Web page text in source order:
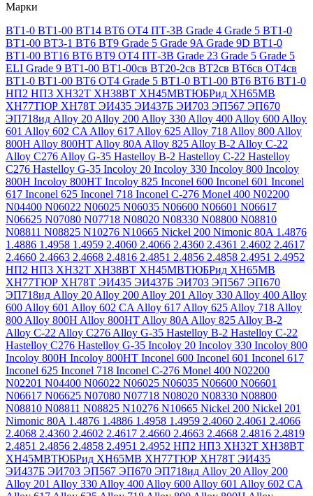
Марки
ВТ1-0 ВТ1-00 ВТ14 ВТ6 ОТ4 ПТ-3В Grade 4 Grade 5 ВТ1-0
ВТ1-00 ВТ3-1 ВТ6 ВТ9 Grade 5 Grade 9A Grade 9D ВТ1-0
ВТ1-00 ВТ16 ВТ6 ВТ9 ОТ4 ПТ-3В Grade 23 Grade 5 Grade 5
ELI Grade 9 ВТ1-00 ВТ1-00св ВТ20-2св ВТ2св ВТ6св ОТ4св
ВТ1-0 ВТ1-00 ВТ6 ОТ4 Grade 5 ВТ1-0 ВТ1-00 ВТ6 ВТ6 ВТ1-0
НП2 НП3 ХН32Т ХН38ВТ ХН45МВТЮБРид ХН65МВ
ХН77ТЮР ХН78Т ЭИ435 ЭИ437Б ЭИ703 ЭП567 ЭП670
ЭП718ид Alloy 20 Alloy 200 Alloy 330 Alloy 400 Alloy 600 Alloy
601 Alloy 602 CA Alloy 617 Alloy 625 Alloy 718 Alloy 800 Alloy
800H Alloy 800HT Alloy 80A Alloy 825 Alloy B-2 Alloy C-22
Alloy C276 Alloy G-35 Hastelloy B-2 Hastelloy C-22 Hastelloy
C276 Hastelloy G-35 Incoloy 20 Incoloy 330 Incoloy 800 Incoloy
800H Incoloy 800HT Incoloy 825 Inconel 600 Inconel 601 Inconel
617 Inconel 625 Inconel 718 Inconel C-276 Monel 400 N02200
N04400 N06022 N06025 N06035 N06600 N06601 N06617
N06625 N07080 N07718 N08020 N08330 N08800 N08810
N08811 N08825 N10276 N10665 Nickel 200 Nimonic 80A 1.4876
1.4886 1.4958 1.4959 2.4060 2.4066 2.4360 2.4361 2.4602 2.4617
2.4660 2.4663 2.4668 2.4816 2.4851 2.4856 2.4858 2.4951 2.4952
НП2 НП3 ХН32Т ХН38ВТ ХН45МВТЮБРид ХН65МВ
ХН77ТЮР ХН78Т ЭИ435 ЭИ437Б ЭИ703 ЭП567 ЭП670
ЭП718ид Alloy 20 Alloy 200 Alloy 201 Alloy 330 Alloy 400 Alloy
600 Alloy 601 Alloy 602 CA Alloy 617 Alloy 625 Alloy 718 Alloy
800 Alloy 800H Alloy 800HT Alloy 80A Alloy 825 Alloy B-2
Alloy C-22 Alloy C276 Alloy G-35 Hastelloy B-2 Hastelloy C-22
Hastelloy C276 Hastelloy G-35 Incoloy 20 Incoloy 330 Incoloy 800
Incoloy 800H Incoloy 800HT Inconel 600 Inconel 601 Inconel 617
Inconel 625 Inconel 718 Inconel C-276 Monel 400 N02200
N02201 N04400 N06022 N06025 N06035 N06600 N06601
N06617 N06625 N07080 N07718 N08020 N08330 N08800
N08810 N08811 N08825 N10276 N10665 Nickel 200 Nickel 201
Nimonic 80A 1.4876 1.4886 1.4958 1.4959 2.4060 2.4061 2.4066
2.4068 2.4360 2.4602 2.4617 2.4660 2.4663 2.4668 2.4816 2.4819
2.4851 2.4856 2.4858 2.4951 2.4952 НП2 НП3 ХН32Т ХН38ВТ
ХН45МВТЮБРид ХН65МВ ХН77ТЮР ХН78Т ЭИ435
ЭИ437Б ЭИ703 ЭП567 ЭП670 ЭП718ид Alloy 20 Alloy 200
Alloy 201 Alloy 330 Alloy 400 Alloy 600 Alloy 601 Alloy 602 CA